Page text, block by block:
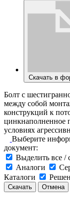
Скачать в
Болт с
между собой
конструкций к
цинкнаполненное
условиях
Выберите
документ:
Выделить все /
Аналоги
Каталоги
Скачать Отмена